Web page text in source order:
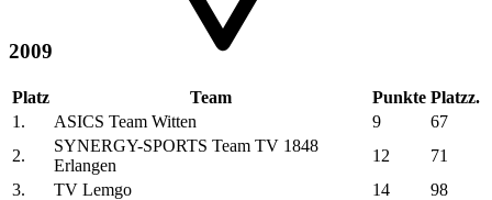
2009
Platz Team Punkte Platzz.
1.
ASICS Team Witten 9
67
2.
SYNERGY-SPORTS Team TV 1848
Erlangen
12
71
3.
TV Lemgo 14
98